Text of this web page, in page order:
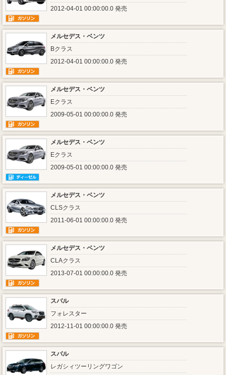
2012-04-01 00:00:00.0 発売
メルセデス・ベンツ
Bクラス
2012-04-01 00:00:00.0 発売
メルセデス・ベンツ
Eクラス
2009-05-01 00:00:00.0 発売
メルセデス・ベンツ
Eクラス
2009-05-01 00:00:00.0 発売
メルセデス・ベンツ
CLSクラス
2011-06-01 00:00:00.0 発売
メルセデス・ベンツ
CLAクラス
2013-07-01 00:00:00.0 発売
スバル
フォレスター
2012-11-01 00:00:00.0 発売
スバル
レガシィツーリングワゴン